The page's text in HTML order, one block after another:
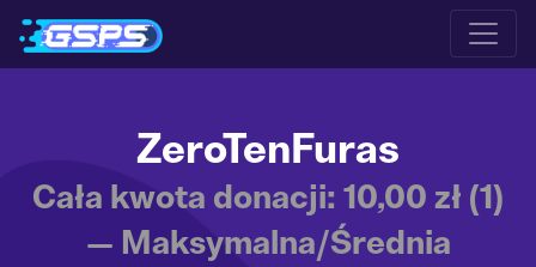
ZeroTenFuras
Cała kwota donacji: 10,00 zł (1)
— Maksymalna/Średnia